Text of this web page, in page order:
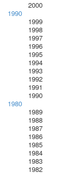
2000
1990
1999
1998
1997
1996
1995
1994
1993
1992
1991
1990
1980
1989
1988
1987
1986
1985
1984
1983
1982